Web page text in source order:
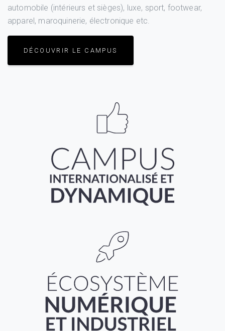
automobile (intérieurs et sièges), luxe, sport, footwear,
apparel, maroquinerie, électronique etc.
DÉCOUVRIR LE CAMPUS